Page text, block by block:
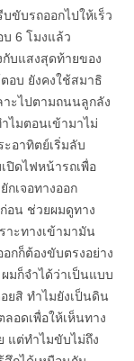
ขับรถออกไปให้เร็ว
6 โมงแล้ว
กับแสงสุดท้ายของ
อบ ยังคงใช้สมาธิ
ะไปตามถนนลูกลัง
ไมตอนเข้ามาไม่
อาทิตย์เริ่มลับ
ปิดไฟหน้ารถเพื่อ
เจอทางออก
อน ช่วยผมดูทาง
าะทางเข้ามามัน
กก็ต้องขับตรงอย่าง
มก็จำได้ว่าเป็นแบบ
ยสิ ทำไมยังเป็นดิน
อดเพื่อให้เห็นทาง
แต่ทำไมขับไม่ถึง